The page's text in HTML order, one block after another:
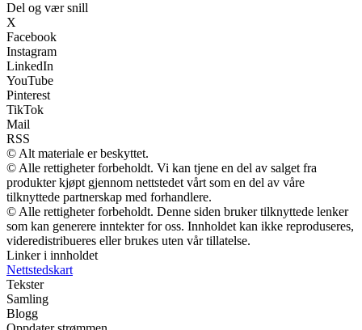
Del og vær snill
X
Facebook
Instagram
LinkedIn
YouTube
Pinterest
TikTok
Mail
RSS
© Alt materiale er beskyttet.
© Alle rettigheter forbeholdt. Vi kan tjene en del av salget fra
produkter kjøpt gjennom nettstedet vårt som en del av våre
tilknyttede partnerskap med forhandlere.
© Alle rettigheter forbeholdt. Denne siden bruker tilknyttede lenker
som kan generere inntekter for oss. Innholdet kan ikke reproduseres,
videredistribueres eller brukes uten vår tillatelse.
Linker i innholdet
Nettstedskart
Tekster
Samling
Blogg